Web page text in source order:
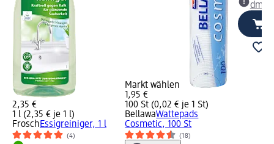
2,35 €
1 l (2,35 € je 1 l)
FroschEssigreiniger, 1 l
(4)
Markt wählen
1,95 €
100 St (0,02 € je 1 St)
BellawaWattepads
Cosmetic, 100 St
(18)
dm